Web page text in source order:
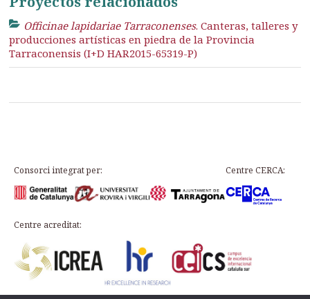
Officinae lapidariae Tarraconenses. Canteras, talleres y
producciones artísticas en piedra de la Provincia
Tarraconensis (I+D HAR2015-65319-P)
Consorci integrat per: Centre CERCA:
Centre acreditat: